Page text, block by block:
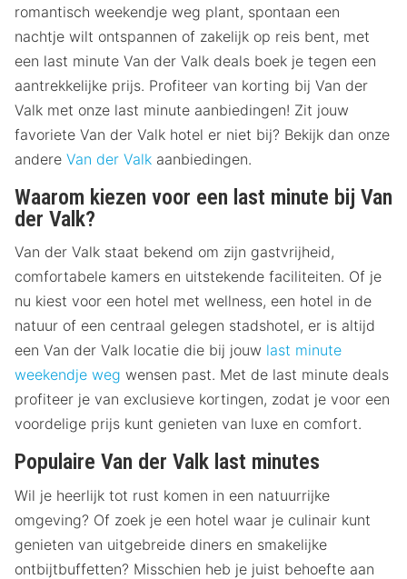
romantisch weekendje weg plant, spontaan een
nachtje wilt ontspannen of zakelijk op reis bent, met
een last minute Van der Valk deals boek je tegen een
aantrekkelijke prijs. Profiteer van korting bij Van der
Valk met onze last minute aanbiedingen! Zit jouw
favoriete Van der Valk hotel er niet bij? Bekijk dan onze
andere Van der Valk aanbiedingen.
Waarom kiezen voor een last minute bij Van
der Valk?
Van der Valk staat bekend om zijn gastvrijheid,
comfortabele kamers en uitstekende faciliteiten. Of je
nu kiest voor een hotel met wellness, een hotel in de
natuur of een centraal gelegen stadshotel, er is altijd
een Van der Valk locatie die bij jouw last minute
weekendje weg wensen past. Met de last minute deals
profiteer je van exclusieve kortingen, zodat je voor een
voordelige prijs kunt genieten van luxe en comfort.
Populaire Van der Valk last minutes
Wil je heerlijk tot rust komen in een natuurrijke
omgeving? Of zoek je een hotel waar je culinair kunt
genieten van uitgebreide diners en smakelijke
ontbijtbuffetten? Misschien heb je juist behoefte aan